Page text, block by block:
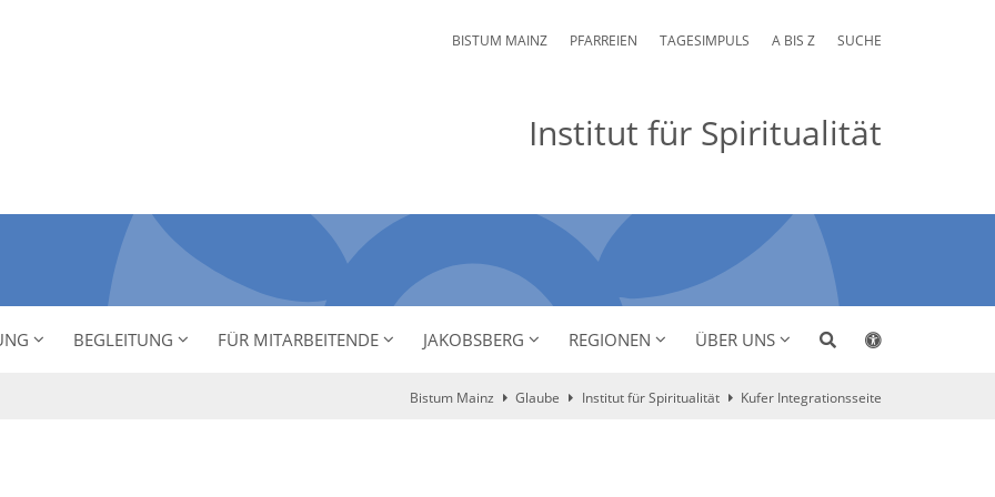
BISTUM MAINZ PFARREIEN TAGESIMPULS A BIS Z SUCHE
Institut für Spiritualität
BEGLEITUNG FÜR MITARBEITENDE JAKOBSBERG REGIONEN ÜBER UNS
Bistum Mainz Glaube Institut für Spiritualität Kufer Integrationsseite